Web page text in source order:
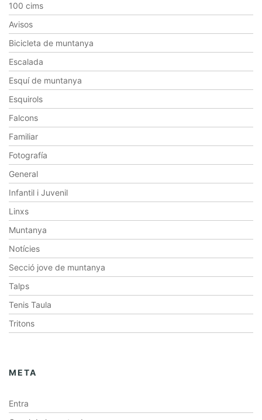
100 cims
Avisos
Bicicleta de muntanya
Escalada
Esquí de muntanya
Esquirols
Falcons
Familiar
Fotografía
General
Infantil i Juvenil
Linxs
Muntanya
Notícies
Secció jove de muntanya
Talps
Tenis Taula
Tritons
META
Entra